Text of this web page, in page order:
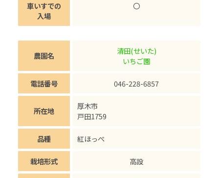
車いすでの
入場
〇
農園名
清田(せいた)
いちご園
電話番号 046-228-6857
所在地
厚木市
戸田1759
品種 紅ほっぺ
栽培形式 高設